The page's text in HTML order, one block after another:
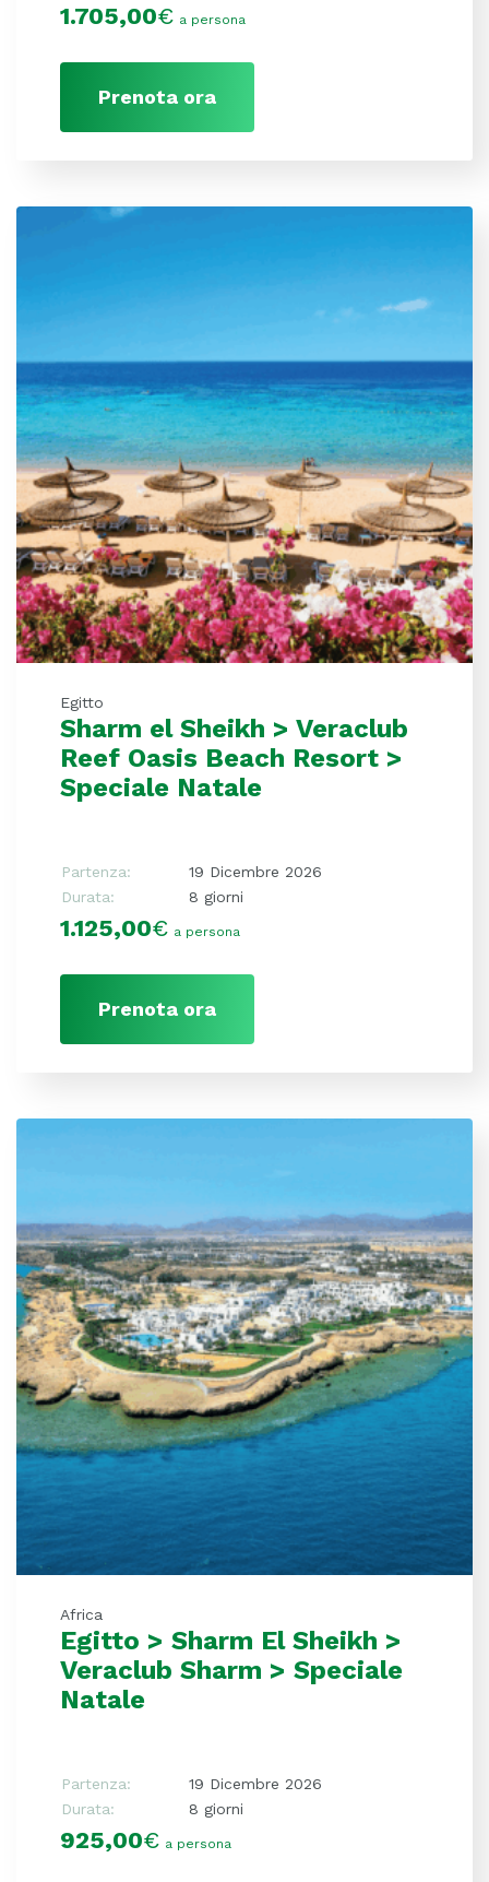
1.705,00€ a persona
Prenota ora
Egitto
Sharm el Sheikh > Veraclub
Reef Oasis Beach Resort >
Speciale Natale
Partenza:
19 Dicembre 2026
Durata:
8 giorni
1.125,00€ a persona
Prenota ora
Africa
Egitto > Sharm El Sheikh >
Veraclub Sharm > Speciale
Natale
Partenza:
19 Dicembre 2026
Durata:
8 giorni
925,00€ a persona